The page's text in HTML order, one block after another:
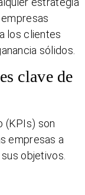
los clientes
sólidos.
clave de
(KPIs) son
empresas a
objetivos.